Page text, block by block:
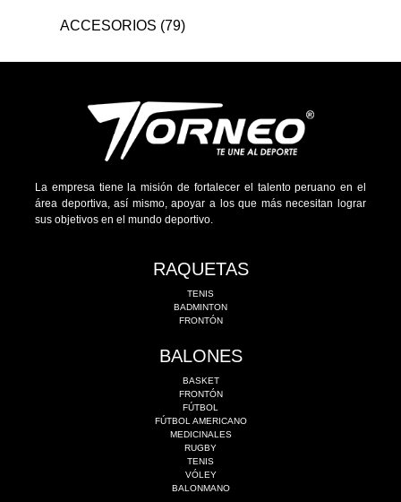
ACCESORIOS (79)
La empresa tiene la misión de fortalecer el talento peruano en el
área deportiva, así mismo, apoyar a los que más necesitan lograr
sus objetivos en el mundo deportivo.
RAQUETAS
TENIS
BADMINTON
FRONTÓN
BALONES
BASKET
FRONTÓN
FÚTBOL
FÚTBOL AMERICANO
MEDICINALES
RUGBY
TENIS
VÓLEY
BALONMANO